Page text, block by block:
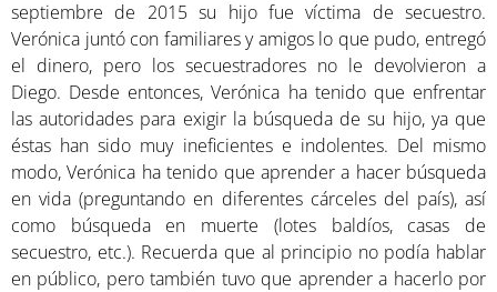
septiembre de 2015 su hijo fue víctima de secuestro.
Verónica juntó con familiares y amigos lo que pudo, entregó
el dinero, pero los secuestradores no le devolvieron a
Diego. Desde entonces, Verónica ha tenido que enfrentar
las autoridades para exigir la búsqueda de su hijo, ya que
éstas han sido muy ineficientes e indolentes. Del mismo
modo, Verónica ha tenido que aprender a hacer búsqueda
en vida (preguntando en diferentes cárceles del país), así
como búsqueda en muerte (lotes baldíos, casas de
secuestro, etc.). Recuerda que al principio no podía hablar
en público, pero también tuvo que aprender a hacerlo por